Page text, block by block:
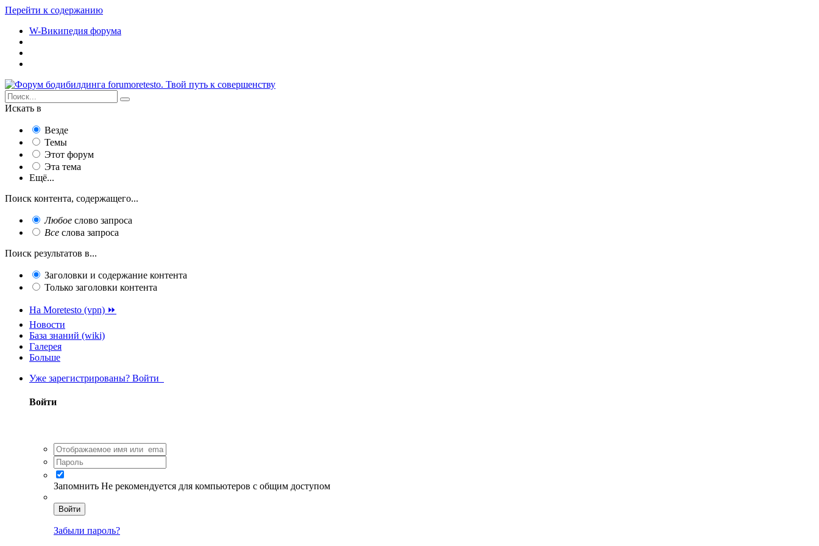
Перейти к содержанию
W-Википедия форума
Искать в
Везде
Темы
Этот форум
Эта тема
Ещё...
Поиск контента, содержащего...
Любое слово запроса
Все слова запроса
Поиск результатов в...
Заголовки и содержание контента
Только заголовки контента
На Moretesto (vpn) ⏩
Новости
База знаний (wiki)
Галерея
Больше
Уже зарегистрированы? Войти
Войти
Запомнить Не рекомендуется для компьютеров с общим доступом
Войти
Забыли пароль?